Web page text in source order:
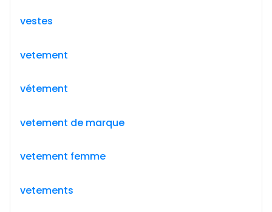
vestes
vetement
vétement
vetement de marque
vetement femme
vetements